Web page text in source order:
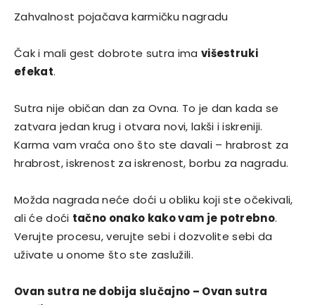
Zahvalnost pojačava karmičku nagradu
Čak i mali gest dobrote sutra ima višestruki
efekat.
Sutra nije običan dan za Ovna. To je dan kada se
zatvara jedan krug i otvara novi, lakši i iskreniji.
Karma vam vraća ono što ste davali – hrabrost za
hrabrost, iskrenost za iskrenost, borbu za nagradu.
Možda nagrada neće doći u obliku koji ste očekivali,
ali će doći tačno onako kako vam je potrebno.
Verujte procesu, verujte sebi i dozvolite sebi da
uživate u onome što ste zaslužili.
Ovan sutra ne dobija slučajno – Ovan sutra